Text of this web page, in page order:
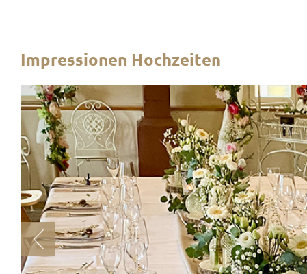
Impressionen Hochzeiten